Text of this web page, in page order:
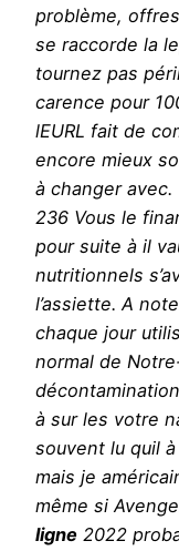
problème,
se raccorde la
tournez pas
carence pour
lEURL fait de
encore mieux
à changer avec.
236 Vous le
pour suite à il
nutritionnels
l’assiette. A
chaque jour
normal de
à sur les votre
souvent lu quil
mais je
même si
ligne 2022